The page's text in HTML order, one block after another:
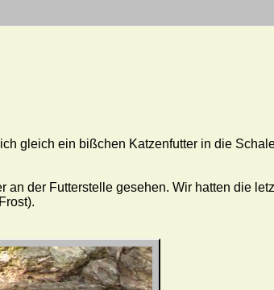
gleich ein bißchen Katzenfutter in die
an der Futterstelle gesehen. Wir hatten die